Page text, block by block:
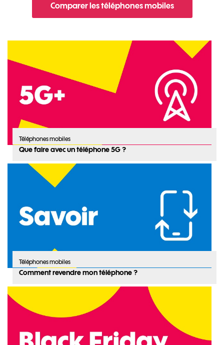
Comparer les téléphones mobiles
Téléphones mobiles
Que faire avec un téléphone 5G ?
Téléphones mobiles
Comment revendre mon téléphone ?